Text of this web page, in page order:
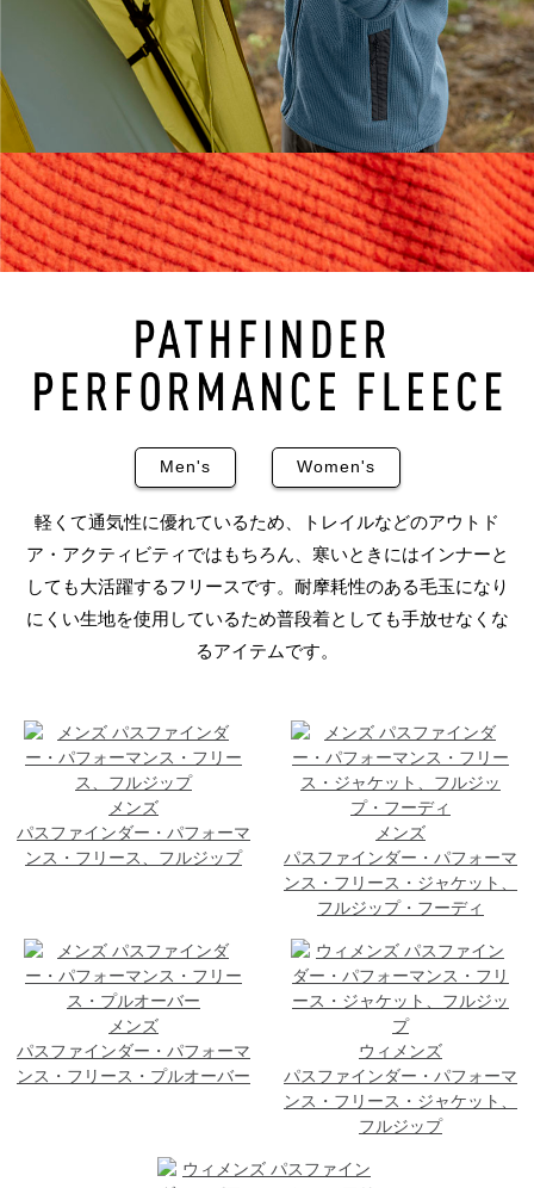
Men's Women's
軽くて通気性に優れているため、トレイルなどのアウトド
ア・アクティビティではもちろん、寒いときにはインナーと
しても大活躍するフリースです。耐摩耗性のある毛玉になり
にくい生地を使用しているため普段着としても手放せなくな
るアイテムです。
メンズ
パスファインダー・パフォーマ
ンス・フリース、フルジップ
メンズ
パスファインダー・パフォーマ
ンス・フリース・ジャケット、
フルジップ・フーディ
メンズ
パスファインダー・パフォーマ
ンス・フリース・プルオーバー
ウィメンズ
パスファインダー・パフォーマ
ンス・フリース・ジャケット、
フルジップ